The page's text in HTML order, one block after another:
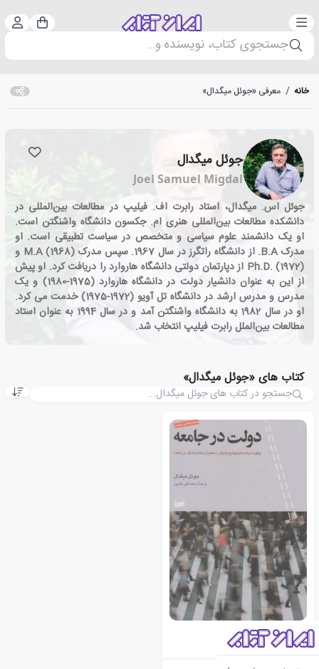
دسته‌بندی سبد
جستجوی کتاب، نویسنده و...
خانه / معرفی «جوئل میگدال»
جوئل میگدال
Joel Samuel Migdal
جوئل اس. میگدال، استاد رابرت اف. فیلیپ در مطالعات بین‌المللی در
دانشکده مطالعات بین‌المللی هنری ام. جکسون دانشگاه واشنگتن است.
او یک دانشمند علوم سیاسی و متخصص در سیاست تطبیقی است. او
مدرک B.A. از دانشگاه راتگرز در سال 1967. سپس مدرک M.A (1968) و
Ph.D. (1972) از دپارتمان دولتی دانشگاه هاروارد را دریافت کرد. او پیش
از این به عنوان دانشیار دولت در دانشگاه هاروارد (1975-1980) و یک
مدرس و مدرس ارشد در دانشگاه تل آویو (1972-1975) خدمت می کرد.
او در سال 1982 به دانشگاه واشنگتن آمد و در سال 1994 به عنوان استاد
مطالعات بین‌الملل رابرت فیلیپ انتخاب شد.
کتاب های «جوئل میگدال»
دولت در جامعه
جوئل میگدال